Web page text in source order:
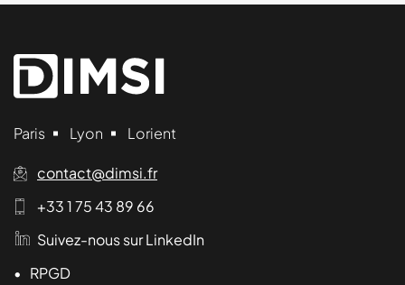
Paris Lyon Lorient
contact@dimsi.fr
+33 1 75 43 89 66
Suivez-nous sur LinkedIn
• RPGD